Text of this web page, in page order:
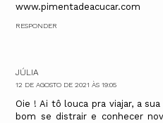
www.pimentadeacucar.com
RESPONDER
JÚLIA
12 DE AGOSTO DE 2021 ÀS 19:05
Oie ! Ai tô louca pra viajar, a
bom se distrair e conhecer